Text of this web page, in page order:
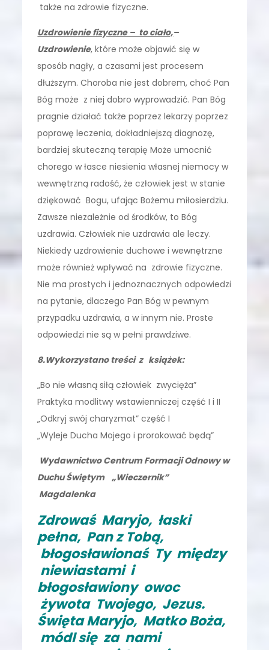
także na zdrowie fizyczne.
Uzdrowienie fizyczne – to ciało,–
Uzdrowienie, które może objawić się w
sposób nagły, a czasami jest procesem
dłuższym. Choroba nie jest dobrem, choć Pan
Bóg może z niej dobro wyprowadzić. Pan Bóg
pragnie działać także poprzez lekarzy poprzez
poprawę leczenia, dokładniejszą diagnozę,
bardziej skuteczną terapię Może umocnić
chorego w łasce niesienia własnej niemocy w
wewnętrzną radość, że człowiek jest w stanie
dziękować Bogu, ufając Bożemu miłosierdziu.
Zawsze niezależnie od środków, to Bóg
uzdrawia. Człowiek nie uzdrawia ale leczy.
Niekiedy uzdrowienie duchowe i wewnętrzne
może również wpływać na zdrowie fizyczne.
Nie ma prostych i jednoznacznych odpowiedzi
na pytanie, dlaczego Pan Bóg w pewnym
przypadku uzdrawia, a w innym nie. Proste
odpowiedzi nie są w pełni prawdziwe.
8.Wykorzystano treści z książek:
„Bo nie własną siłą człowiek zwycięża”
Praktyka modlitwy wstawienniczej część I i II
„Odkryj swój charyzmat” część I
„Wyleje Ducha Mojego i prorokować będą”
Wydawnictwo Centrum Formacji Odnowy w
Duchu Świętym „Wieczernik”
Magdalenka
Zdrowaś Maryjo, łaski
pełna, Pan z Tobą,
błogosławionaś Ty między
niewiastami i
błogosławiony owoc
żywota Twojego, Jezus.
Święta Maryjo, Matko Boża,
módl się za nami